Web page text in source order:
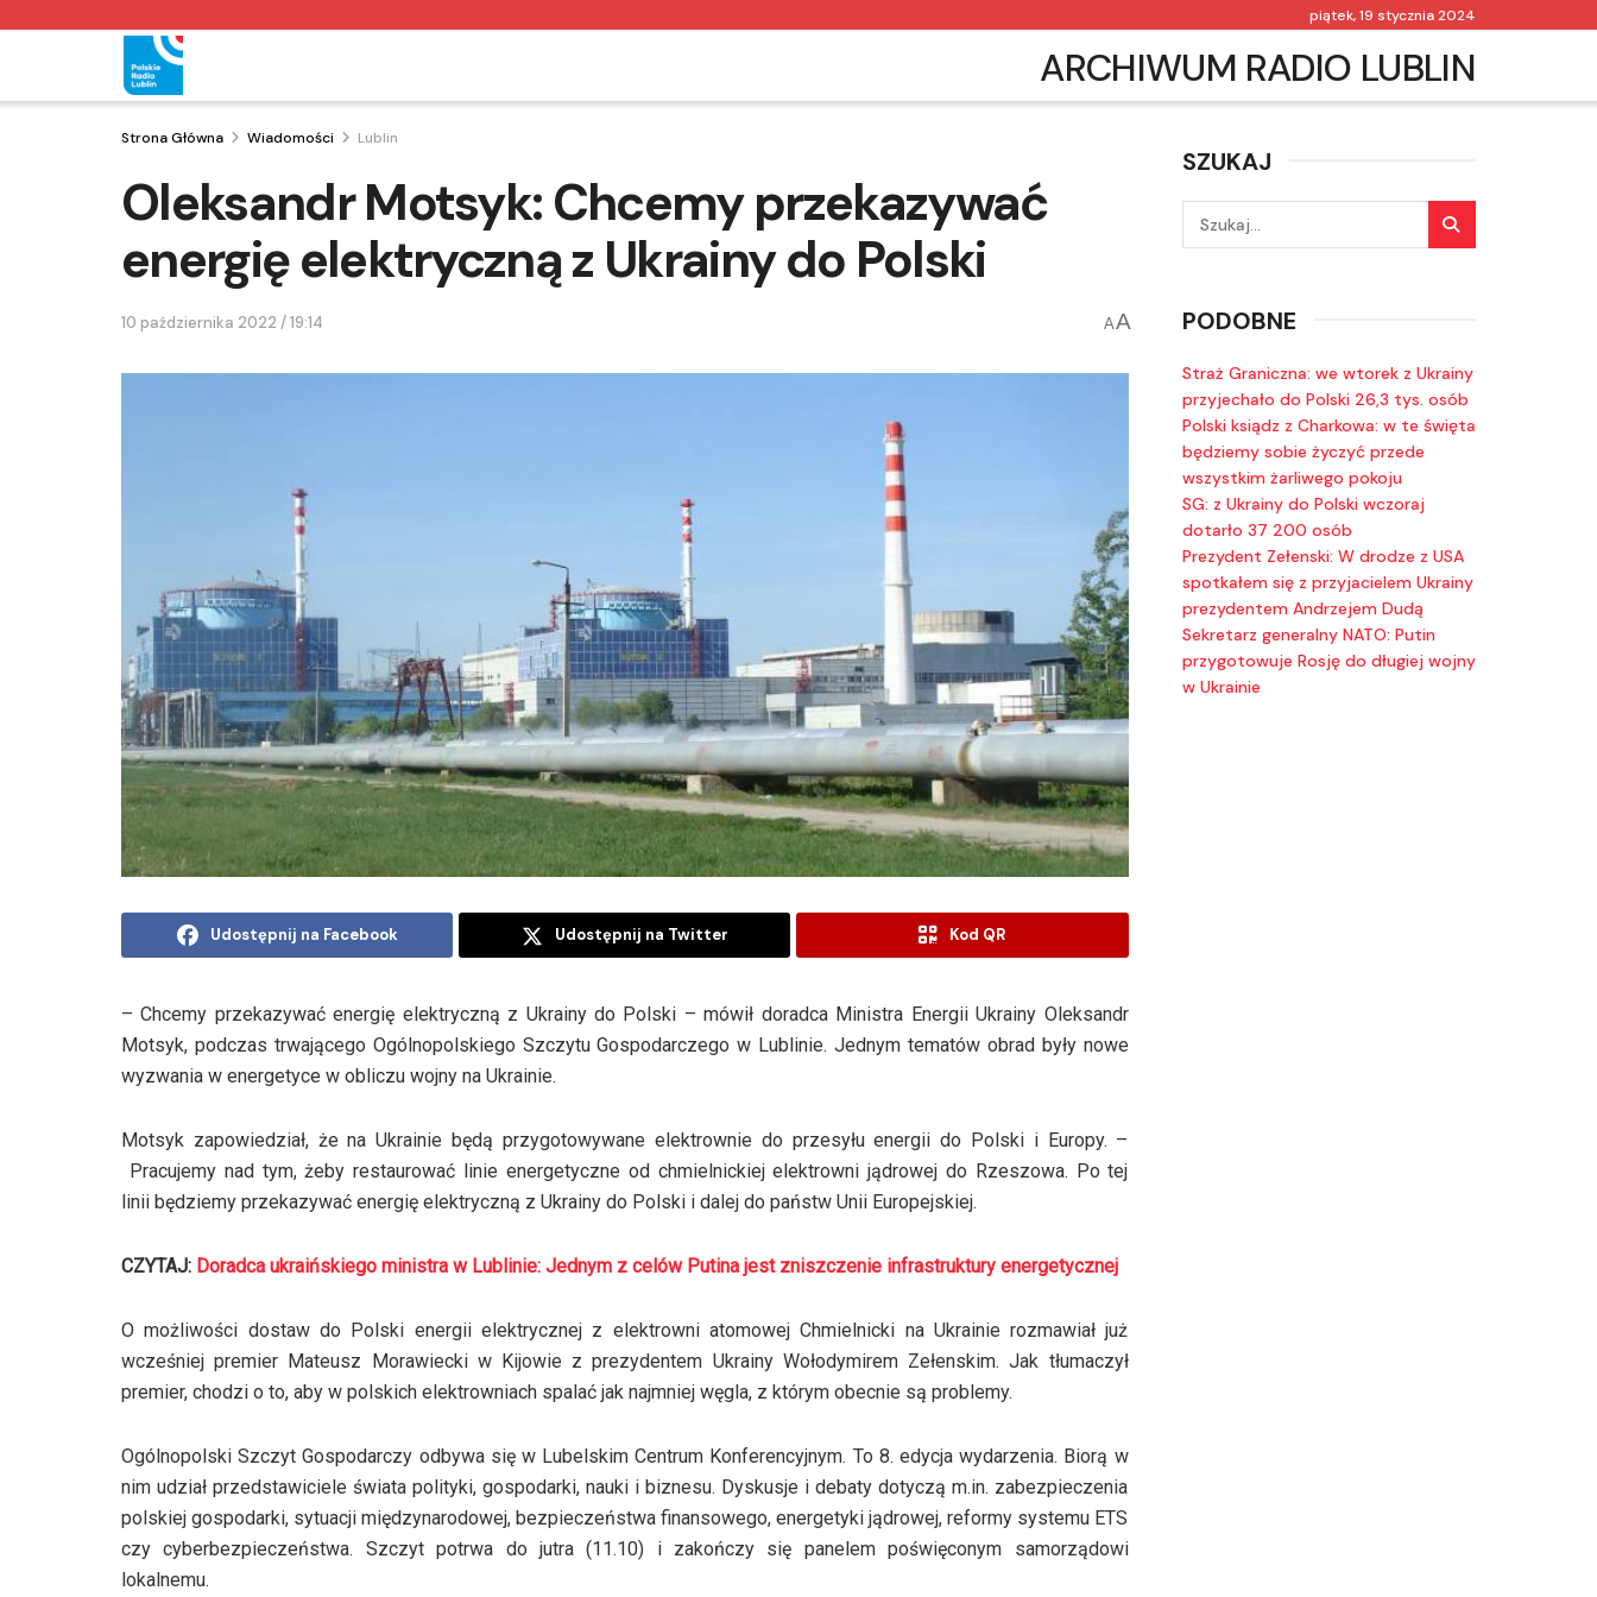
piątek, 19 stycznia 2024
ARCHIWUM RADIO LUBLIN
Strona Główna Wiadomości Lublin
Oleksandr Motsyk: Chcemy przekazywać
energię elektryczną z Ukrainy do Polski
10 października 2022 / 19:14 AA
Udostępnij na Facebook Udostępnij na Twitter Kod QR
– Chcemy przekazywać energię elektryczną z Ukrainy do Polski – mówił doradca Ministra Energii Ukrainy Oleksandr
Motsyk, podczas trwającego Ogólnopolskiego Szczytu Gospodarczego w Lublinie. Jednym tematów obrad były nowe
wyzwania w energetyce w obliczu wojny na Ukrainie.
Motsyk zapowiedział, że na Ukrainie będą przygotowywane elektrownie do przesyłu energii do Polski i Europy. –
Pracujemy nad tym, żeby restaurować linie energetyczne od chmielnickiej elektrowni jądrowej do Rzeszowa. Po tej
linii będziemy przekazywać energię elektryczną z Ukrainy do Polski i dalej do państw Unii Europejskiej.
CZYTAJ: Doradca ukraińskiego ministra w Lublinie: Jednym z celów Putina jest zniszczenie infrastruktury energetycznej
O możliwości dostaw do Polski energii elektrycznej z elektrowni atomowej Chmielnicki na Ukrainie rozmawiał już
wcześniej premier Mateusz Morawiecki w Kijowie z prezydentem Ukrainy Wołodymirem Zełenskim. Jak tłumaczył
premier, chodzi o to, aby w polskich elektrowniach spalać jak najmniej węgla, z którym obecnie są problemy.
Ogólnopolski Szczyt Gospodarczy odbywa się w Lubelskim Centrum Konferencyjnym. To 8. edycja wydarzenia. Biorą w
nim udział przedstawiciele świata polityki, gospodarki, nauki i biznesu. Dyskusje i debaty dotyczą m.in. zabezpieczenia
polskiej gospodarki, sytuacji międzynarodowej, bezpieczeństwa finansowego, energetyki jądrowej, reformy systemu ETS
czy cyberbezpieczeństwa. Szczyt potrwa do jutra (11.10) i zakończy się panelem poświęconym samorządowi
lokalnemu.
SZUKAJ
PODOBNE
Straż Graniczna: we wtorek z Ukrainy
przyjechało do Polski 26,3 tys. osób
Polski ksiądz z Charkowa: w te święta
będziemy sobie życzyć przede
wszystkim żarliwego pokoju
SG: z Ukrainy do Polski wczoraj
dotarło 37 200 osób
Prezydent Zełenski: W drodze z USA
spotkałem się z przyjacielem Ukrainy
prezydentem Andrzejem Dudą
Sekretarz generalny NATO: Putin
przygotowuje Rosję do długiej wojny
w Ukrainie